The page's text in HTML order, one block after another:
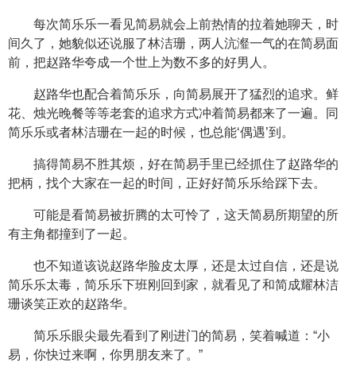
每次简乐乐一看见简易就会上前热情的拉着她聊天，时
间久了，她貌似还说服了林洁珊，两人沆瀣一气的在简易面
前，把赵路华夸成一个世上为数不多的好男人。
赵路华也配合着简乐乐，向简易展开了猛烈的追求。鲜
花、烛光晚餐等等老套的追求方式冲着简易都来了一遍。同
简乐乐或者林洁珊在一起的时候，也总能‘偶遇’到。
搞得简易不胜其烦，好在简易手里已经抓住了赵路华的
把柄，找个大家在一起的时间，正好好简乐乐给踩下去。
可能是看简易被折腾的太可怜了，这天简易所期望的所
有主角都撞到了一起。
也不知道该说赵路华脸皮太厚，还是太过自信，还是说
简乐乐太毒，简乐乐下班刚回到家，就看见了和简成耀林洁
珊谈笑正欢的赵路华。
简乐乐眼尖最先看到了刚进门的简易，笑着喊道：“小
易，你快过来啊，你男朋友来了。”